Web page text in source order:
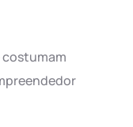
costumam